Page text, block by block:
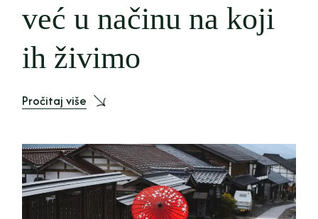
već u načinu na koji
ih živimo
Pročitaj više